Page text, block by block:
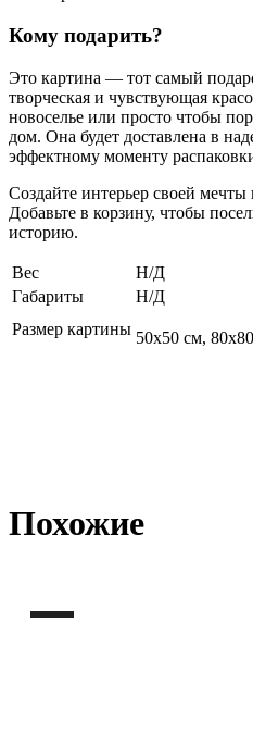
Кому подарить?
Это картина — тот самый
творческая и чувствующая
новоселье или просто чтобы
дом. Она будет доставлена в
эффектному моменту
Создайте интерьер своей
Добавьте в корзину, чтобы
историю.
Вес
Н/Д
Габариты
Н/Д
Размер картины 50х50 см,
Похожие